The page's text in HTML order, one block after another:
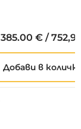
385.00 € /
Добави в